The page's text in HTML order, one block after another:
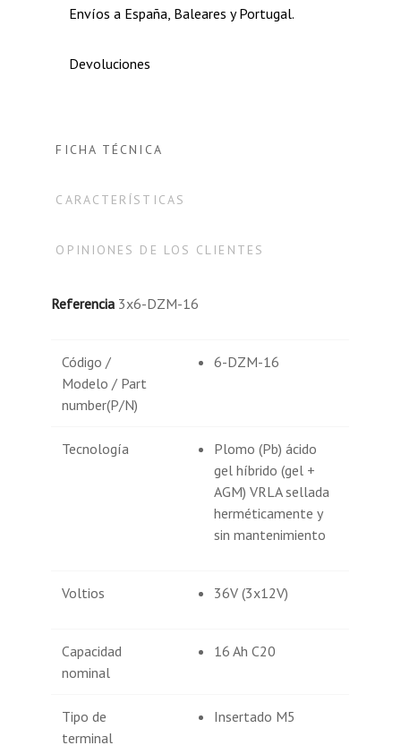
Envíos a España, Baleares y Portugal.
Devoluciones
FICHA TÉCNICA
CARACTERÍSTICAS
OPINIONES DE LOS CLIENTES
Referencia 3x6-DZM-16
Código /
Modelo / Part
number(P/N)
6-DZM-16
Tecnología
Plomo (Pb) ácido
gel híbrido (gel +
AGM) VRLA sellada
herméticamente y
sin mantenimiento
Voltios 36V (3x12V)
Capacidad
nominal
16 Ah C20
Tipo de
terminal
Insertado M5
Sillas de ruedas y scooters eléctricos.
Plataformas elevadoras.